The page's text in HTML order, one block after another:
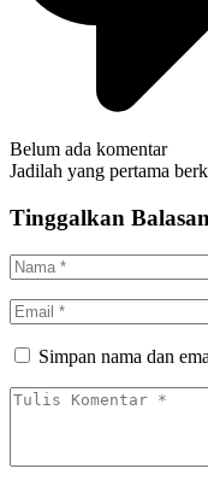
Belum ada komentar
Jadilah yang pertama
Tinggalkan Balasan
Simpan nama dan